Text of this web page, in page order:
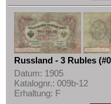
Russland - 3 Rubles
Datum: 1905
Katalognr.: 009b-12
Erhaltung: F